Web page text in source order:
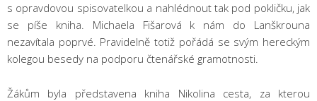
s opravdovou spisovatelkou a nahlédnout tak pod pokličku, jak
se píše kniha. Michaela Fišarová k nám do Lanškrouna
nezavítala poprvé. Pravidelně totiž pořádá se svým hereckým
kolegou besedy na podporu čtenářské gramotnosti.
Žákům byla představena kniha Nikolina cesta, za kterou